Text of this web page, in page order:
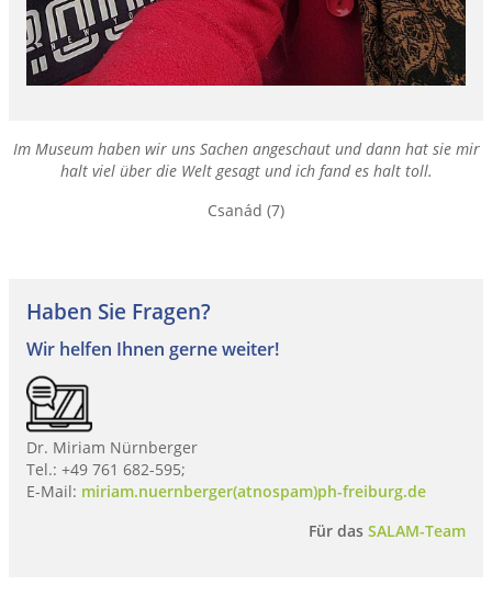
Im Museum haben wir uns Sachen angeschaut und dann hat sie mir
halt viel über die Welt gesagt und ich fand es halt toll.
Csanád (7)
Haben Sie Fragen?
Wir helfen Ihnen gerne weiter!
Dr. Miriam Nürnberger
Tel.: +49 761 682-595;
E-Mail: miriam.nuernberger(atnospam)ph-freiburg.de
Für das SALAM-Team